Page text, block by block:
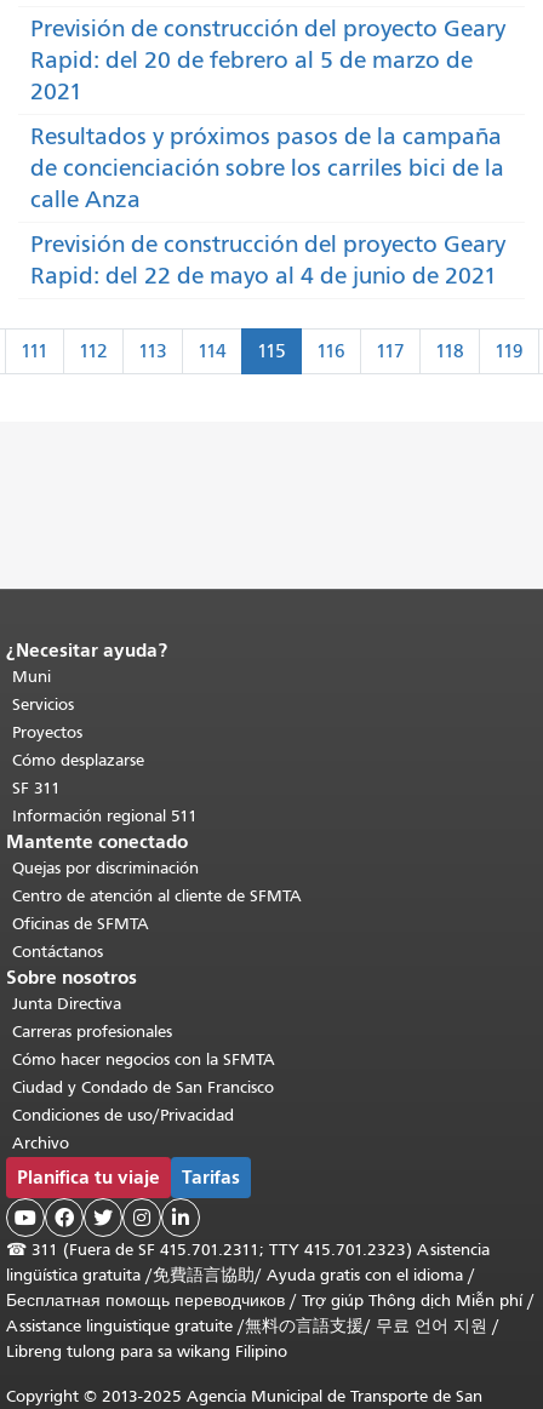
Previsión de construcción del proyecto Geary
Rapid: del 20 de febrero al 5 de marzo de
2021
Resultados y próximos pasos de la campaña
de concienciación sobre los carriles bici de la
calle Anza
Previsión de construcción del proyecto Geary
Rapid: del 22 de mayo al 4 de junio de 2021
Paginación
111 112 113 114 115 116 117 118 119
Fin del contenido de la página.
de esta página se repite en todas las
páginas.Volver al principio del
contenido principal
¿Necesitar ayuda?
Muni
Servicios
Proyectos
Cómo desplazarse
SF 311
Información regional 511
Mantente conectado
Quejas por discriminación
Centro de atención al cliente de SFMTA
Oficinas de SFMTA
Contáctanos
Sobre nosotros
Junta Directiva
Carreras profesionales
Cómo hacer negocios con la SFMTA
Ciudad y Condado de San Francisco
Condiciones de uso/Privacidad
Archivo
Planifica tu viaje Tarifas
    
☎ 311 (Fuera de SF 415.701.2311; TTY 415.701.2323) Asistencia
lingüística gratuita /免費語言協助/ Ayuda gratis con el idioma /
Бесплатная помощь переводчиков / Trợ giúp Thông dịch Miễn phí/
Assistance linguistique gratuite /無料の言語支援/ 무료 언어 지원 /
Libreng tulong para sa wikang Filipino
Copyright © 2013-2025 Agencia Municipal de Transporte de San